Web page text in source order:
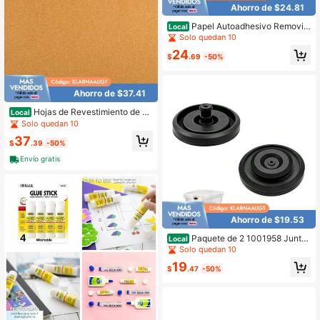
Ahorro de $37.41
Local Hojas de Revestimiento de C
orcho para Estantes y Cajones Jelin
ek 10 X 35 Pulgadas 0.8mm Paquet
e de 10
Solo quedan 10
$37.39 -50%
Envío gratis
Ahorro de $24.81
Local Papel Autoadhesivo Removibl
e para Revestir Estantes y Muebles,
para Cubrir Cajones de Cómoda de
Apartamento, Damasco Negro Retr
Solo quedan 10
$24.69 -50%
Ahorro de $19.53
Local Paquete de 2 1001958 Junta
de reemplazo de válvula de llenado
de inodoro compatible con tanque
Kohler, compatible con Fluidmaster
Solo quedan 10
$19.47 -50%